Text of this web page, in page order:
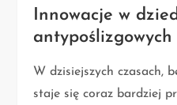
Innowacje w
antypoślizgowych
W dzisiejszych czasach,
staje się coraz bardziej